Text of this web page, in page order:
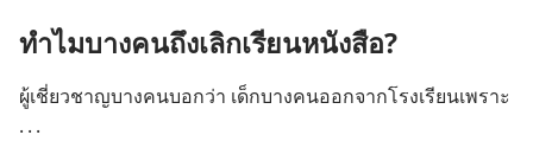
ทำไม​บาง​คน​ถึง​เลิก​เรียน​หนังสือ?
ผู้​เชี่ยวชาญ​บาง​คน​บอก​ว่า เด็ก​บาง​คน​ออก​จาก​โรง​เรียน​เพราะ
. . .